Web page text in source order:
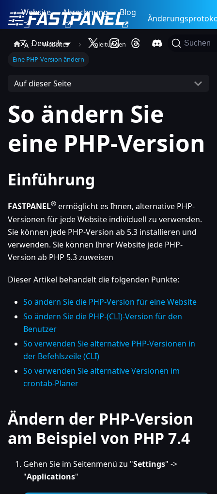
Website Abrechnung Blog
Deutsch Suchen
Websites
Anleitungen
Eine PHP-Version ändern
Auf dieser Seite
So ändern Sie
eine PHP-Version
Einführung
FASTPANEL® ermöglicht es Ihnen, alternative PHP-
Versionen für jede Website individuell zu verwenden.
Sie können jede PHP-Version ab 5.3 installieren und
verwenden. Sie können Ihrer Website jede PHP-
Version ab PHP 5.3 zuweisen
Dieser Artikel behandelt die folgenden Punkte:
So ändern Sie die PHP-Version für eine Website
So ändern Sie die PHP-(CLI)-Version für den
Benutzer
So verwenden Sie alternative PHP-Versionen in
der Befehlszeile (CLI)
So verwenden Sie alternative Versionen im
crontab-Planer
Ändern der PHP-Version
am Beispiel von PHP 7.4
Gehen Sie im Seitenmenü zu "Settings" ->
"Applications"